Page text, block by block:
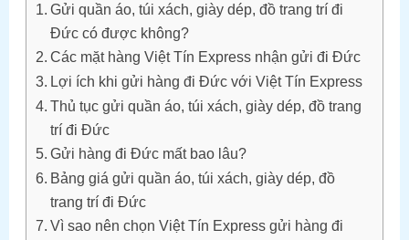
Gửi quần áo, túi xách, giày dép, đồ trang trí đi
Đức có được không?
Các mặt hàng Việt Tín Express nhận gửi đi Đức
Lợi ích khi gửi hàng đi Đức với Việt Tín Express
Thủ tục gửi quần áo, túi xách, giày dép, đồ trang
trí đi Đức
Gửi hàng đi Đức mất bao lâu?
Bảng giá gửi quần áo, túi xách, giày dép, đồ
trang trí đi Đức
Vì sao nên chọn Việt Tín Express gửi hàng đi